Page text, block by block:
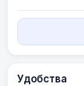
Удобства